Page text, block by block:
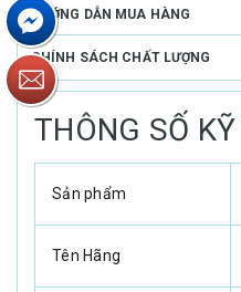
HƯỚNG DẪN MUA HÀNG
CHÍNH SÁCH CHẤT LƯỢNG
THÔNG SỐ
Sản phẩm
Tên Hãng